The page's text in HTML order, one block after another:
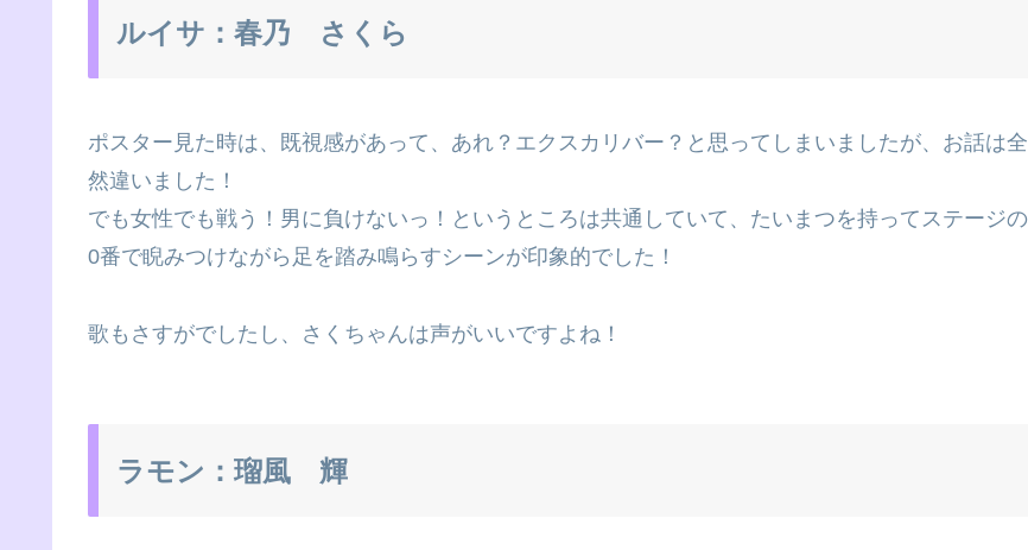
ルイサ：春乃 さくら
ポスター見た時は、既視感があって、あれ？エクスカリバー？と思ってしまいましたが、お話は全
然違いました！
でも女性でも戦う！男に負けないっ！というところは共通していて、たいまつを持ってステージの
0番で睨みつけながら足を踏み鳴らすシーンが印象的でした！
歌もさすがでしたし、さくちゃんは声がいいですよね！
ラモン：瑠風 輝